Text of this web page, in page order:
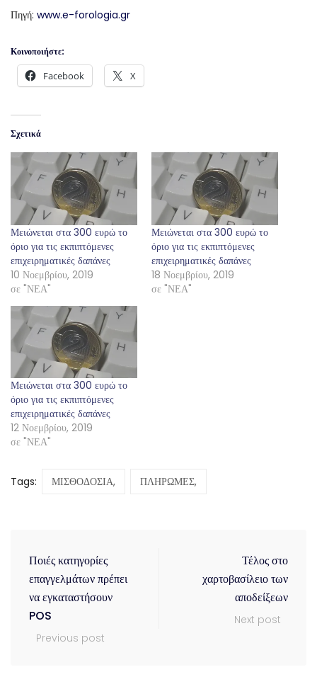
Πηγή: www.e-forologia.gr
Κοινοποιήστε:
Facebook X
Σχετικά
Μειώνεται στα 300 ευρώ το
όριο για τις εκπιπτόμενες
επιχειρηματικές δαπάνες
10 Νοεμβρίου, 2019
σε "ΝΕΑ"
Μειώνεται στα 300 ευρώ το
όριο για τις εκπιπτόμενες
επιχειρηματικές δαπάνες
18 Νοεμβρίου, 2019
σε "ΝΕΑ"
Μειώνεται στα 300 ευρώ το
όριο για τις εκπιπτόμενες
επιχειρηματικές δαπάνες
12 Νοεμβρίου, 2019
σε "ΝΕΑ"
Tags: ΜΙΣΘΟΔΟΣΙΑ, ΠΛΗΡΩΜΕΣ,
Ποιές κατηγορίες
επαγγελμάτων πρέπει
να εγκαταστήσουν
POS
Previous post
Τέλος στο
χαρτοβασίλειο των
αποδείξεων
Next post